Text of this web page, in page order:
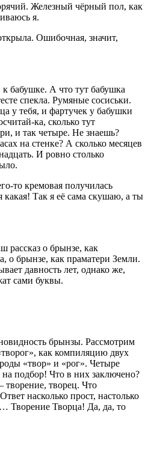
Железный чёрный пол, как
я.
Ошибочная, значит,
бабушке. А что тут бабушка
спекла. Румяные сосиськи.
у тебя, и фартучек у бабушки
ка, сколько тут
и так четыре. Не знаешь?
на стенке? А сколько месяцев
И ровно столько
то кремовая получилась
какая! Так я её сама скушаю, а ты
рассказ о брынзе, как
о брынзе, как праматери Земли.
давность лет, однако же,
сами буквы.
брынзы. Рассмотрим
как компиляцию двух
«твор» и «рог». Четыре
подбор! Что в них заключено?
творение, творец. Что
насколько прост, настолько
Творение Творца! Да, да, то